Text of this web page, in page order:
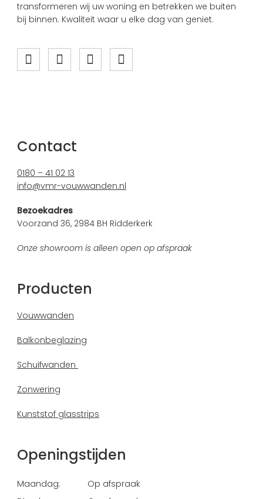
transformeren wij uw woning en betrekken we buiten
bij binnen. Kwaliteit waar u elke dag van geniet.
Contact
0180 – 41 02 13
info@vmr-vouwwanden.nl
Bezoekadres
Voorzand 36, 2984 BH Ridderkerk
Onze showroom is alleen open op afspraak
Producten
Vouwwanden
Balkonbeglazing
Schuifwanden
Zonwering
Kunststof glasstrips
Openingstijden
Maandag:
Op afspraak